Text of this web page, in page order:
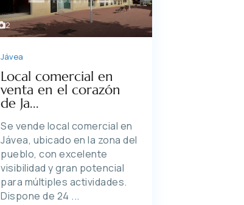
2
Jávea
Local comercial en
venta en el corazón
de Ja...
Se vende local comercial en
Jávea, ubicado en la zona del
pueblo, con excelente
visibilidad y gran potencial
para múltiples actividades.
Dispone de 24 ...